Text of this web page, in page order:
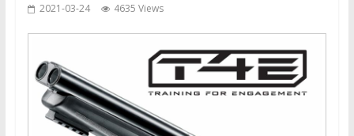
2021-03-24 4635 Views